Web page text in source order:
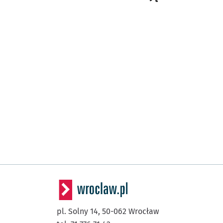
pl. Solny 14, 50-062 Wrocław